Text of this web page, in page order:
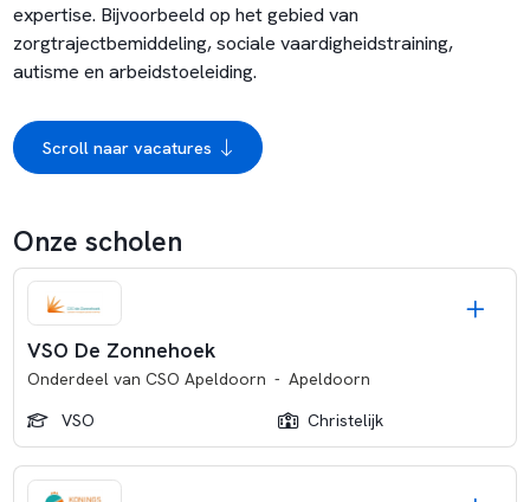
expertise. Bijvoorbeeld op het gebied van
zorgtrajectbemiddeling, sociale vaardigheidstraining,
autisme en arbeidstoeleiding.
Scroll naar vacatures
Onze scholen
VSO De Zonnehoek
Onderdeel van CSO Apeldoorn - Apeldoorn
VSO
Christelijk